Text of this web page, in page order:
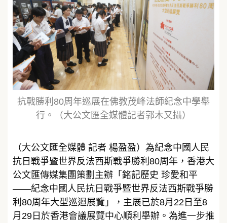
抗戰勝利80周年巡展在佛教茂峰法師紀念中學舉
行。（大公文匯全媒體記者郭木又攝）
（大公文匯全媒體 記者 楊盈盈）為紀念中國人民
抗日戰爭暨世界反法西斯戰爭勝利80周年，香港大
公文匯傳媒集團策劃主辦「銘記歷史 珍愛和平
——紀念中國人民抗日戰爭暨世界反法西斯戰爭勝
利80周年大型巡迴展覽」，主展已於8月22日至8
月29日於香港會議展覽中心順利舉辦。為進一步推